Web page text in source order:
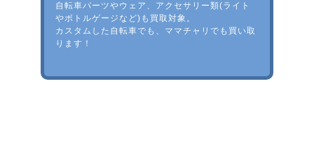
自転車パーツやウェア、アクセサリー類(ライト
やボトルゲージなど)も買取対象。
カスタムした自転車でも、ママチャリでも買い取
ります！